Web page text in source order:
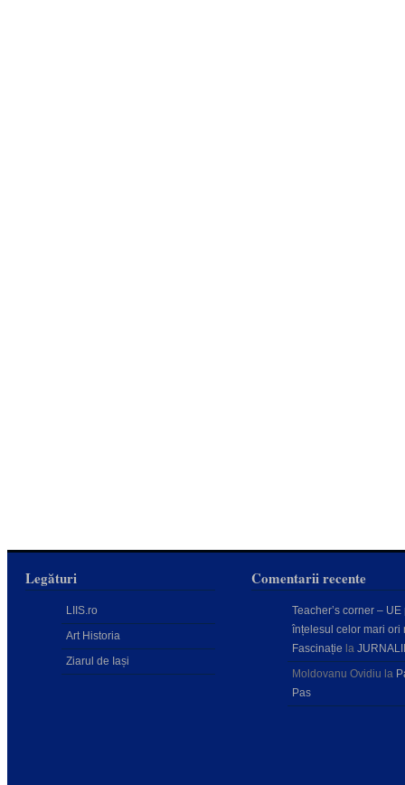
Legături
LIIS.ro
Art Historia
Ziarul de Iași
Comentarii recente
Teacher’s corner – UE
înțelesul celor mari ori
Fascinație la
Moldovanu Ovidiu la
Pas